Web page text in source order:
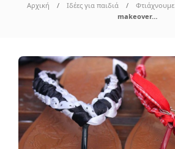
Αρχική Ιδέες για παιδιά Φτιάχνουμε
makeover…